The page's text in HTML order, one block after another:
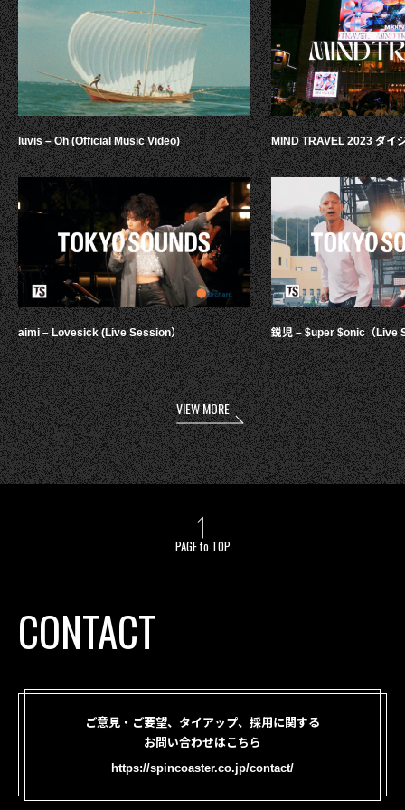
luvis – Oh (Official Music Video)
aimi – Lovesick (Live Session）
MIND TRAVEL 2023 ダイ
鋭児 – $uper $onic（Live
VIEW MORE
PAGE to TOP
CONTACT
ご意見・ご要望、タイアップ、採用に関する
お問い合わせはこちら
https://spincoaster.co.jp/contact/